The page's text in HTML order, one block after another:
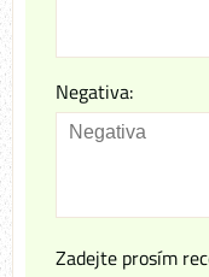
Negativa:
Zadejte prosím